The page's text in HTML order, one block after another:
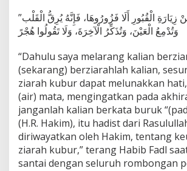
الْقُبُورِ أَلَا فَزُورُوهَا، فَإِنَّهُ يُرِقُّ الْقَلْب”
وَتُدْمِعُ الْعَيْنَ، وَتُذَكِّرُ الْآخِرَةَ، وَلَا تَقُولُوا هُجْرً
“Dahulu saya melarang kalian
(sekarang) berziarahlah kalian,
ziarah kubur dapat melunakkan
(air) mata, mengingatkan pada
janganlah kalian berkata buruk
(H.R. Hakim), itu hadist dari
diriwayatkan oleh Hakim, tentang
ziarah kubur,” terang Habib Fadl
santai dengan seluruh rombongan